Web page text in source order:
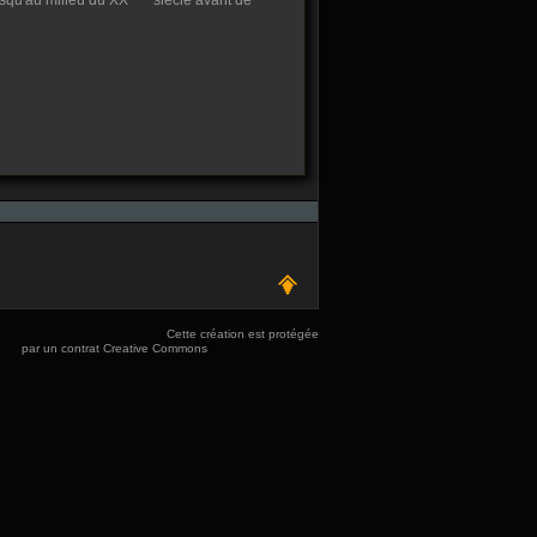
Cette création est protégée
par un contrat Creative Commons